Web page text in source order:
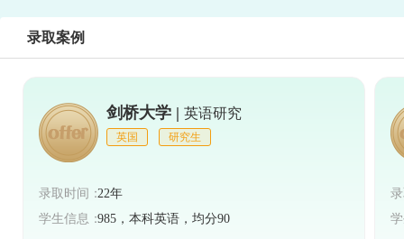
录取案例
剑桥大学 | 英语研究
英国 研究生
录取时间：22年
学生信息：985，本科英语，均分90